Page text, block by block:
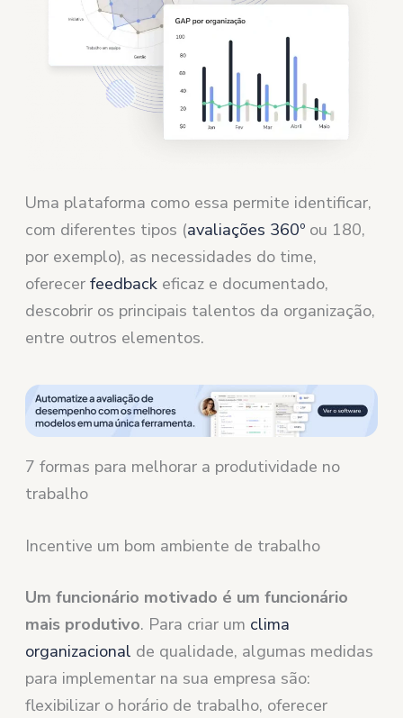
Uma plataforma como essa permite identificar,
com diferentes tipos (avaliações 360º ou 180,
por exemplo), as necessidades do time,
oferecerfeedback eficaz e documentado,
descobrir os principais talentos da organização,
entre outros elementos.
7 formas para melhorar a produtividade no
trabalho
Incentive um bom ambiente de trabalho
Um funcionário motivado é um funcionário
mais produtivo. Para criar um clima
organizacional de qualidade, algumas medidas
para implementar na sua empresa são:
flexibilizar o horário de trabalho, oferecer